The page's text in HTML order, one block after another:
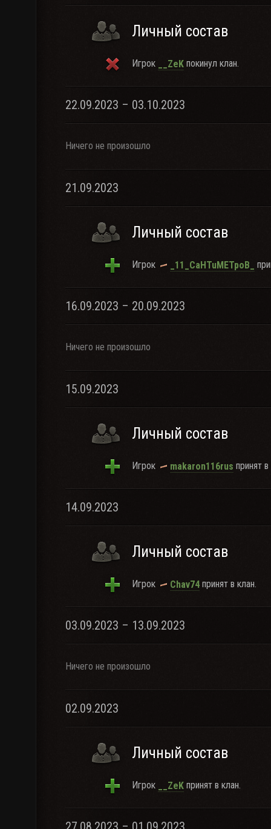
Личный состав
Игрок __ZeK покинул клан.
22.09.2023 – 03.10.2023
Ничего не произошло
21.09.2023
Личный состав
Игрок _11_CaHTuMETpoB_
16.09.2023 – 20.09.2023
Ничего не произошло
15.09.2023
Личный состав
Игрок makaron116rus принят в
14.09.2023
Личный состав
Игрок Chav74 принят в клан.
03.09.2023 – 13.09.2023
Ничего не произошло
02.09.2023
Личный состав
Игрок __ZeK принят в клан.